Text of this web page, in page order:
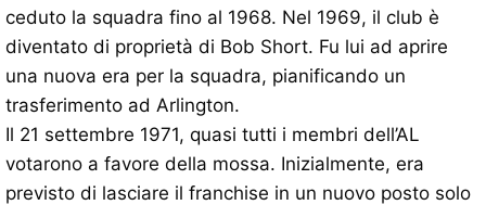
ceduto la squadra fino al 1968. Nel 1969, il club è
diventato di proprietà di Bob Short. Fu lui ad aprire
una nuova era per la squadra, pianificando un
trasferimento ad Arlington.
Il 21 settembre 1971, quasi tutti i membri dell’AL
votarono a favore della mossa. Inizialmente, era
previsto di lasciare il franchise in un nuovo posto solo